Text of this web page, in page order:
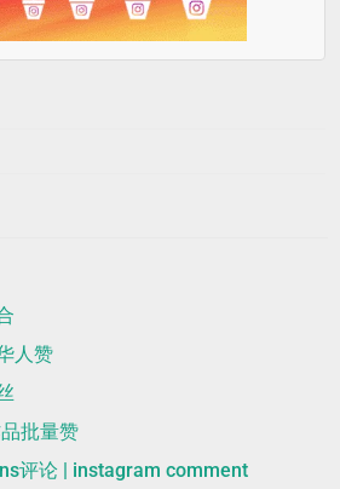
人赞
批量赞
评论 | instagram comment